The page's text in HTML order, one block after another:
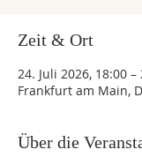
Zeit & Ort
24. Juli 2026, 18:00
Frankfurt am Main,
Über die